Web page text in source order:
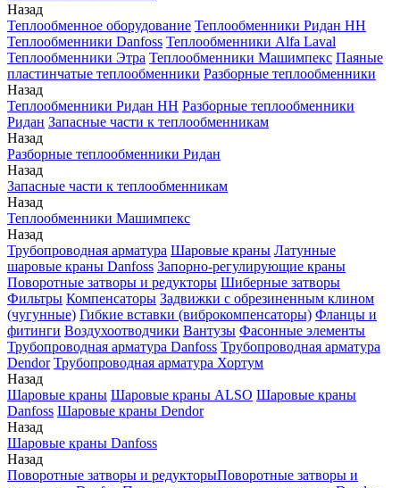
Назад
Теплообменное оборудование Теплообменники Ридан НН
Теплообменники Danfoss Теплообменники Alfa Laval
Теплообменники Этра Теплообменники Машимпекс Паяные
пластинчатые теплообменники Разборные теплообменники
Назад
Теплообменники Ридан НН Разборные теплообменники
Ридан Запасные части к теплообменникам
Назад
Разборные теплообменники Ридан
Назад
Запасные части к теплообменникам
Назад
Теплообменники Машимпекс
Назад
Трубопроводная арматура Шаровые краны Латунные
шаровые краны Danfoss Запорно-регулирующие краны
Поворотные затворы и редукторы Шиберные затворы
Фильтры Компенсаторы Задвижки с обрезиненным клином
(чугунные) Гибкие вставки (виброкомпенсаторы) Фланцы и
фитинги Воздухоотводчики Вантузы Фасонные элементы
Трубопроводная арматура Danfoss Трубопроводная арматура
Dendor Трубопроводная арматура Хортум
Назад
Шаровые краны Шаровые краны ALSO Шаровые краны
Danfoss Шаровые краны Dendor
Назад
Шаровые краны Danfoss
Назад
Поворотные затворы и редукторыПоворотные затворы и